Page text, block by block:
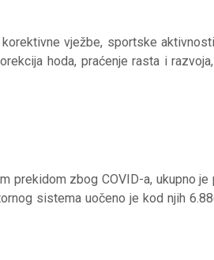
vježbe, sportske
hoda, praćenje rasta i
prekidom zbog COVID-a, ukupno je
sistema uočeno je kod njih